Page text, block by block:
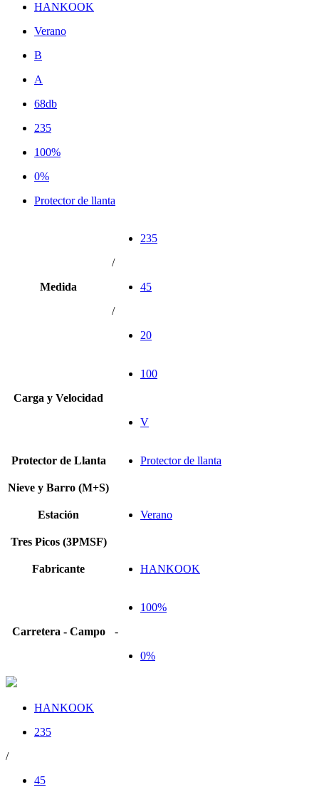
HANKOOK
Verano
B
A
68db
235
100%
0%
Protector de llanta
Medida
235
/
45
/
20
Carga y Velocidad
100
V
Protector de Llanta Protector de llanta
Nieve y Barro (M+S)
Estación Verano
Tres Picos (3PMSF)
Fabricante HANKOOK
Carretera - Campo
100%
-
0%
HANKOOK
235
/
45